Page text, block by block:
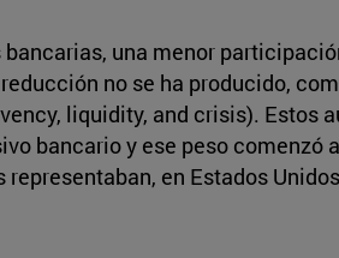
una menor
no se ha producido,
liquidity, and crisis). Estos
bancario y ese peso
en Estados